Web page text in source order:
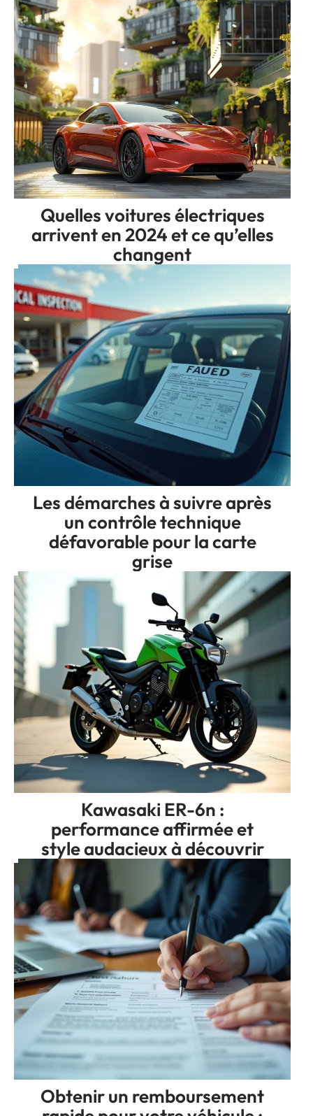
Quelles voitures électriques
arrivent en 2024 et ce qu’elles
changent
Les démarches à suivre après
un contrôle technique
défavorable pour la carte
grise
Kawasaki ER-6n :
performance affirmée et
style audacieux à découvrir
Obtenir un remboursement